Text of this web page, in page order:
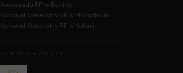
Ambasada RP w Berlinie
Konsulat Generalny RP w Monachium
Konsulat Generalny RP w Kolonii
FUNDATOR ZNICZY